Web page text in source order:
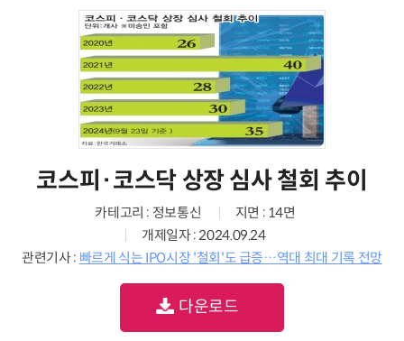
코스피·코스닥 상장 심사 철회 추이
카테고리 : 정보통신
지면 : 14면
개제일자 : 2024.09.24
관련기사 : 빠르게 식는 IPO시장 '철회'도 급증…역대 최대 기록 전망
다운로드